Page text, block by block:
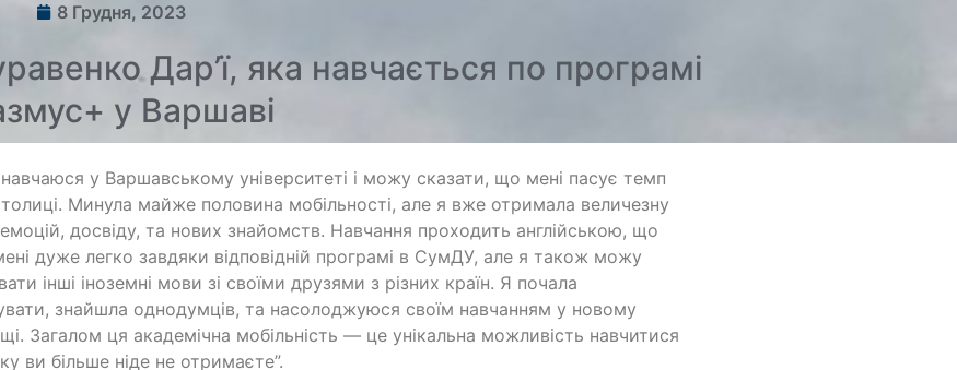
8 Грудня, 2023
Дар’ї, яка навчається по програмі
у Варшаві
навчаюся у Варшавському університеті і можу сказати, що мені пасує темп
Минула майже половина мобільності, але я вже отримала величезну
емоцій, досвіду, та нових знайомств. Навчання проходить англійською, що
дуже легко завдяки відповідній програмі в СумДУ, але я також можу
інші іноземні мови зі своїми друзями з різних країн. Я почала
знайшла однодумців, та насолоджуюся своїм навчанням у новому
Загалом ця академічна мобільність — це унікальна можливість навчитися
ви більше ніде не отримаєте”.